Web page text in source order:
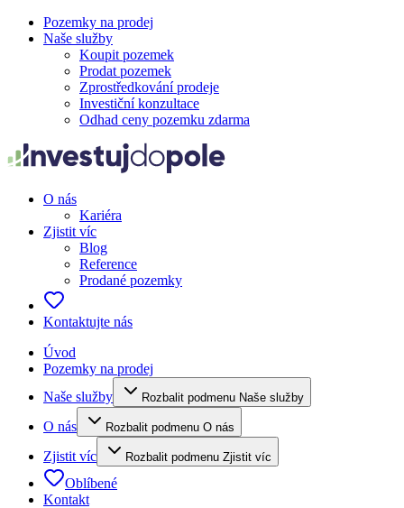
Pozemky na prodej
Naše služby
Koupit pozemek
Prodat pozemek
Zprostředkování prodeje
Investiční konzultace
Odhad ceny pozemku zdarma
O nás
Kariéra
Zjistit víc
Blog
Reference
Prodané pozemky
Kontaktujte nás
Úvod
Pozemky na prodej
Naše služby
Rozbalit podmenu Naše služby
O nás Rozbalit podmenu O nás
Zjistit víc Rozbalit podmenu Zjistit víc
Oblíbené
Kontakt